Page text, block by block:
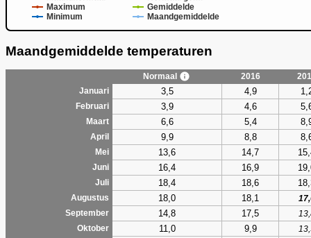
Maximum
Gemiddelde
Minimum
Maandgemiddelde
Maandgemiddelde temperaturen
Normaal 2016
Januari
3,5 4,9
Februari 3,9 4,6
Maart 6,6 5,4
April 9,9 8,8
Mei 13,6 14,7
Juni 16,4 16,9
Juli 18,4 18,6
Augustus 18,0 18,1
September
14,8 17,5
Oktober
11,0 9,9